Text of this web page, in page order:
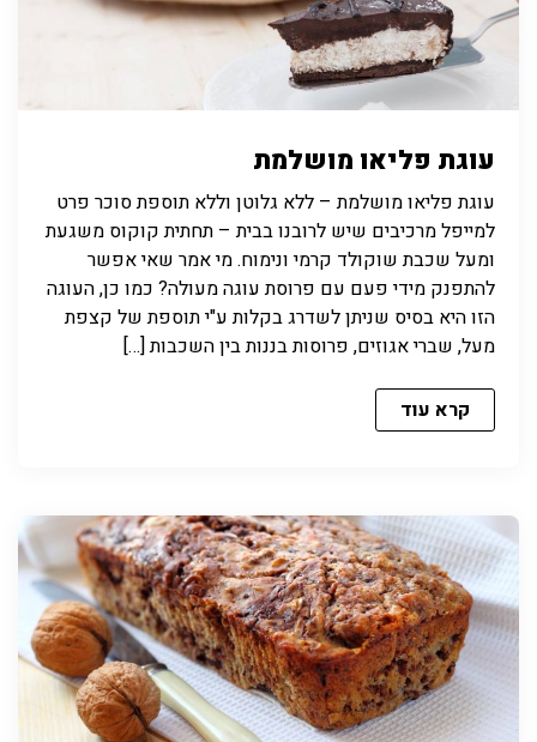
עוגת פליאו מושלמת
עוגת פליאו מושלמת – ללא גלוטן וללא תוספת סוכר פרט
למייפל מרכיבים שיש לרובנו בבית – תחתית קוקוס משגעת
ומעל שכבת שוקולד קרמי ונימוח. מי אמר שאי אפשר
להתפנק מידי פעם עם פרוסת עוגה מעולה? כמו כן, העוגה
הזו היא בסיס שניתן לשדרג בקלות ע"י תוספת של קצפת
מעל, שברי אגוזים, פרוסות בננות בין השכבות […]
קרא עוד